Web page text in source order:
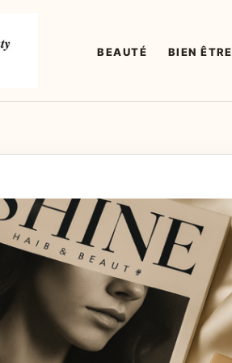
BEAUTÉ BIEN ÊTRE